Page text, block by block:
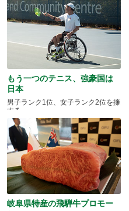
もう一つのテニス、強豪国は
日本
男子ランク1位、女子ランク2位を擁
する
岐阜県特産の飛騨牛プロモー